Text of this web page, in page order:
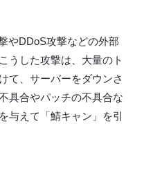
やDDoS攻撃などの外部
うした攻撃は、大量のト
て、サーバーをダウンさ
具合やパッチの不具合な
与えて「鯖キャン」を引